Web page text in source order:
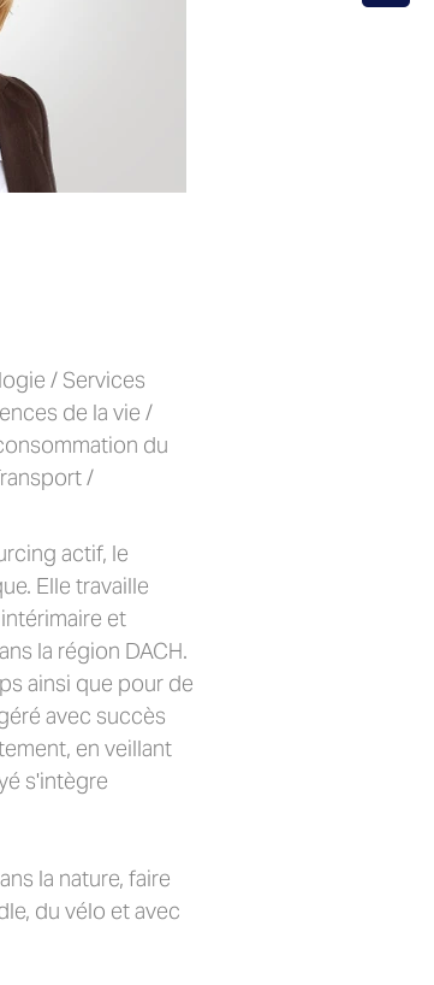
/ Services
de la vie /
du
/
actif, le
Elle travaille
et
la région DACH.
ainsi que pour de
avec succès
en veillant
s'intègre
la nature, faire
du vélo et avec